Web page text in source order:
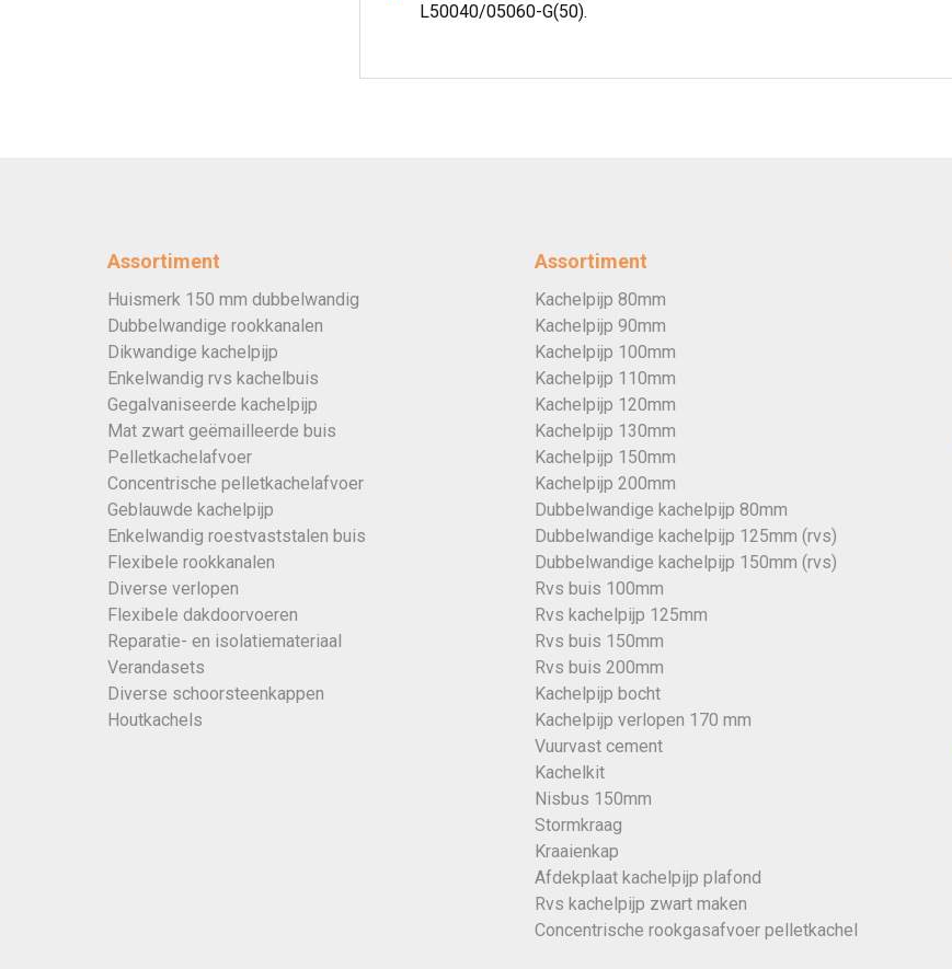
L50040/05060-G(50).
Assortiment
Huismerk 150 mm dubbelwandig
Dubbelwandige rookkanalen
Dikwandige kachelpijp
Enkelwandig rvs kachelbuis
Gegalvaniseerde kachelpijp
Mat zwart geëmailleerde buis
Pelletkachelafvoer
Concentrische pelletkachelafvoer
Geblauwde kachelpijp
Enkelwandig roestvaststalen buis
Flexibele rookkanalen
Diverse verlopen
Flexibele dakdoorvoeren
Reparatie- en isolatiemateriaal
Verandasets
Diverse schoorsteenkappen
Houtkachels
Assortiment
Kachelpijp 80mm
Kachelpijp 90mm
Kachelpijp 100mm
Kachelpijp 110mm
Kachelpijp 120mm
Kachelpijp 130mm
Kachelpijp 150mm
Kachelpijp 200mm
Dubbelwandige kachelpijp 80mm
Dubbelwandige kachelpijp 125mm (rvs)
Dubbelwandige kachelpijp 150mm (rvs)
Rvs buis 100mm
Rvs kachelpijp 125mm
Rvs buis 150mm
Rvs buis 200mm
Kachelpijp bocht
Kachelpijp verlopen 170 mm
Vuurvast cement
Kachelkit
Nisbus 150mm
Stormkraag
Kraaienkap
Afdekplaat kachelpijp plafond
Rvs kachelpijp zwart maken
Concentrische rookgasafvoer pelletkachel